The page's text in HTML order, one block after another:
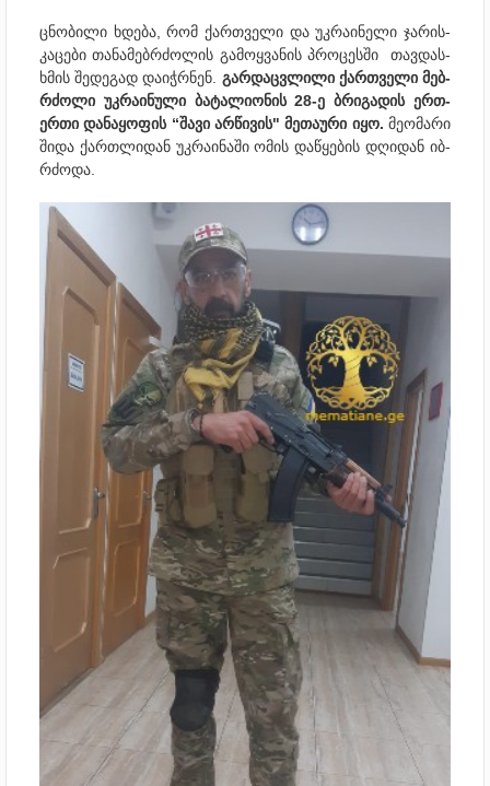
ცნო­ბი­ლი ხდე­ბა, რომ ქარ­თვე­ლი და უკ­რა­ი­ნე­ლი ჯა­რის­
კა­ცე­ბი თა­ნა­მებ­რძო­ლის გა­მოყ­ვა­ნის პრო­ცეს­ში თავ­დას­
ხმის შე­დე­გად და­იჭრ­ნენ. გარ­დაც­ვლი­ლი ქარ­თვე­ლი მებ­
რძო­ლი უკ­რა­ი­ნუ­ლი ბა­ტა­ლი­ო­ნის 28-ე ბრი­გა­დის ერთ-
ერთი და­ნა­ყო­ფის “შავი არ­წი­ვის" მე­თა­უ­რი იყო. მე­ო­მა­რი
შიდა ქარ­თლი­დან უკ­რა­ი­ნა­ში ომის და­წყე­ბის დღი­დან იბ­
რძო­და.